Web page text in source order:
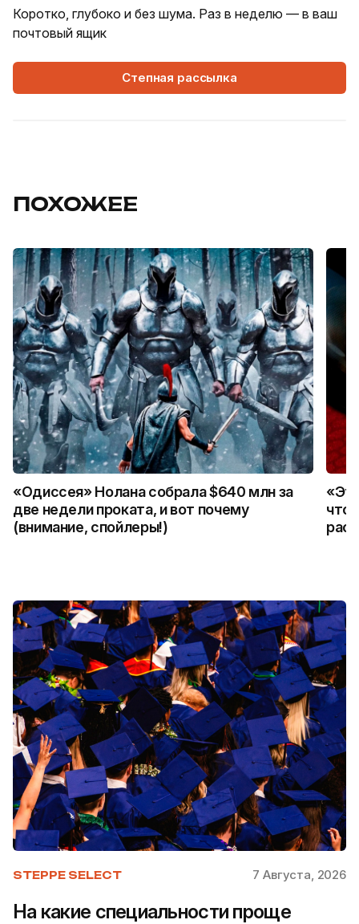
Коротко, глубоко и без шума. Раз в неделю — в ваш
почтовый ящик
Степная рассылка
ПОХОЖЕЕ
«Одиссея» Нолана собрала $640 млн за
две недели проката, и вот почему
(внимание, спойлеры!)
что
STEPPE SELECT 7 Августа, 2026
На какие специальности проще